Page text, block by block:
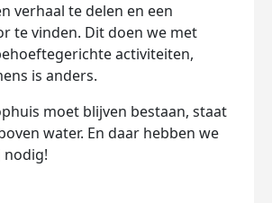
verhaal te delen en een
te vinden. Dit doen we met
activiteiten,
is anders.
moet blijven bestaan, staat
water. En daar hebben we
nodig!